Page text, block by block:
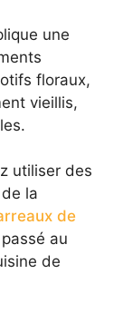
une
floraux,
vieillis,
utiliser des
la
de
au
de